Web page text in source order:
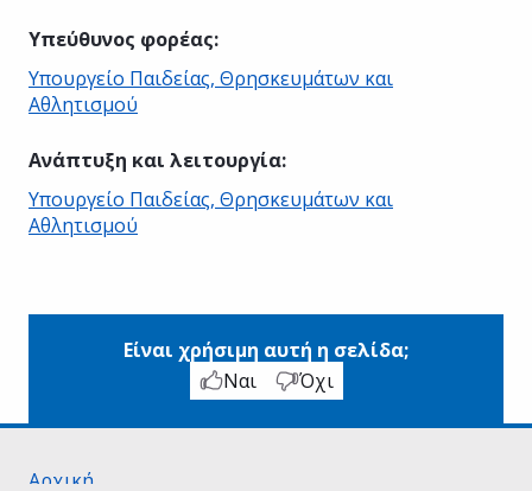
Υπεύθυνος φορέας:
Υπουργείο Παιδείας, Θρησκευμάτων και
Αθλητισμού
Ανάπτυξη και λειτουργία:
Υπουργείο Παιδείας, Θρησκευμάτων και
Αθλητισμού
Είναι χρήσιμη αυτή η σελίδα;
Ναι
Όχι
Αρχική